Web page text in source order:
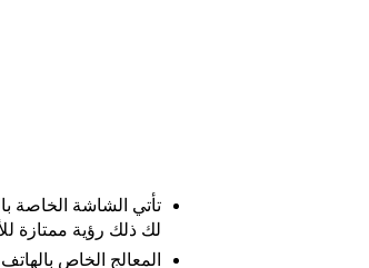
لك ذلك رؤية ممتازة